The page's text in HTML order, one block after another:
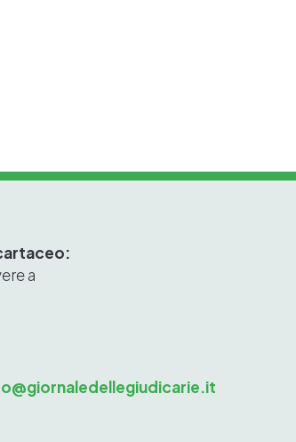
a